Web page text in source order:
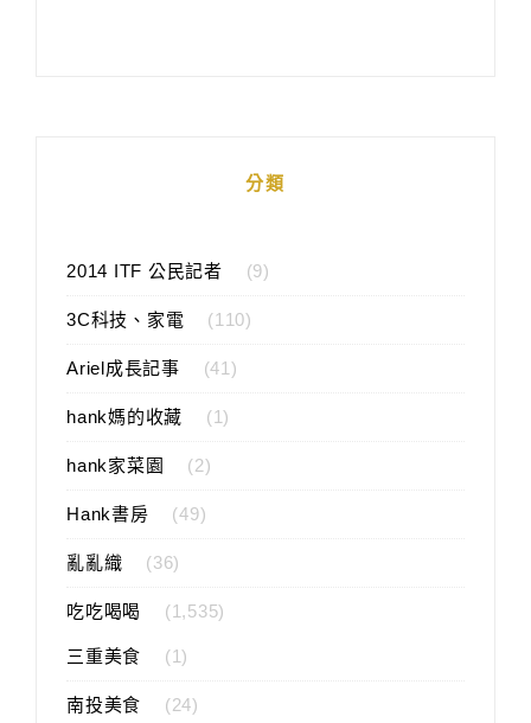
分類
2014 ITF 公民記者 (9)
3C科技、家電 (110)
Ariel成長記事 (41)
hank媽的收藏 (1)
hank家菜園 (2)
Hank書房 (49)
亂亂織 (36)
吃吃喝喝 (1,535)
三重美食 (1)
南投美食 (24)